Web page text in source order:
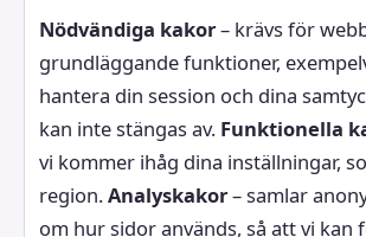
Nödvändiga kakor– krävs för
grundläggande funktioner,
hantera din session och dina
kan inte stängas av. Funktionella
vi kommer ihåg dina inställningar,
region.Analyskakor– samlar
om hur sidor används, så att vi kan